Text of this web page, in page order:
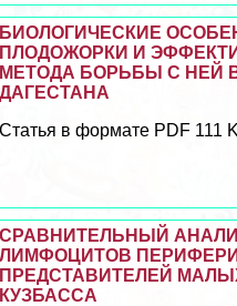
БИОЛОГИЧЕСКИЕ
ПЛОДОЖОРКИ И
МЕТОДА БОРЬБЫ С НЕЙ
ДАГЕСТАНА
Статья в формате PDF 111
СРАВНИТЕЛЬНЫЙ
ЛИМФОЦИТОВ
ПРЕДСТАВИТЕЛЕЙ
КУЗБАССА